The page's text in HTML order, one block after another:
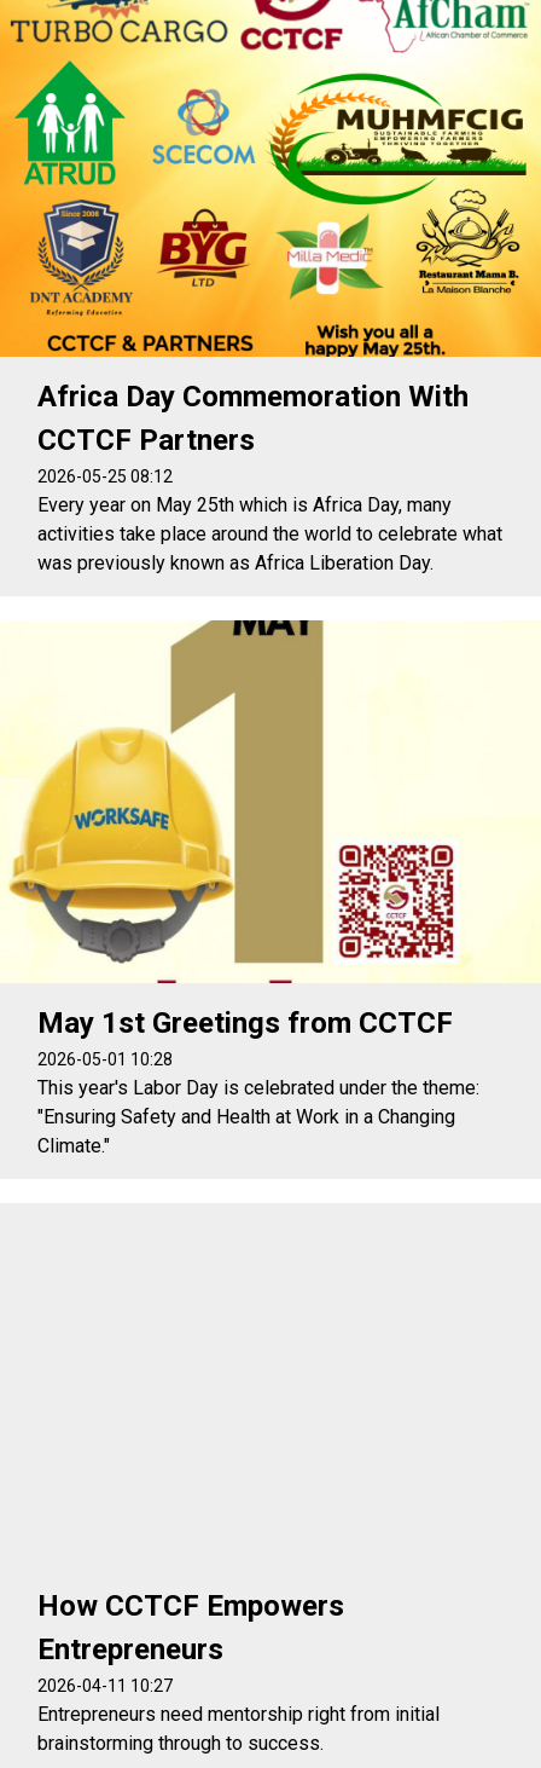
Africa Day Commemoration With
CCTCF Partners
2026-05-25 08:12
Every year on May 25th which is Africa Day, many
activities take place around the world to celebrate what
was previously known as Africa Liberation Day.
May 1st Greetings from CCTCF
2026-05-01 10:28
This year's Labor Day is celebrated under the theme:
"Ensuring Safety and Health at Work in a Changing
Climate."
How CCTCF Empowers
Entrepreneurs
2026-04-11 10:27
Entrepreneurs need mentorship right from initial
brainstorming through to success.